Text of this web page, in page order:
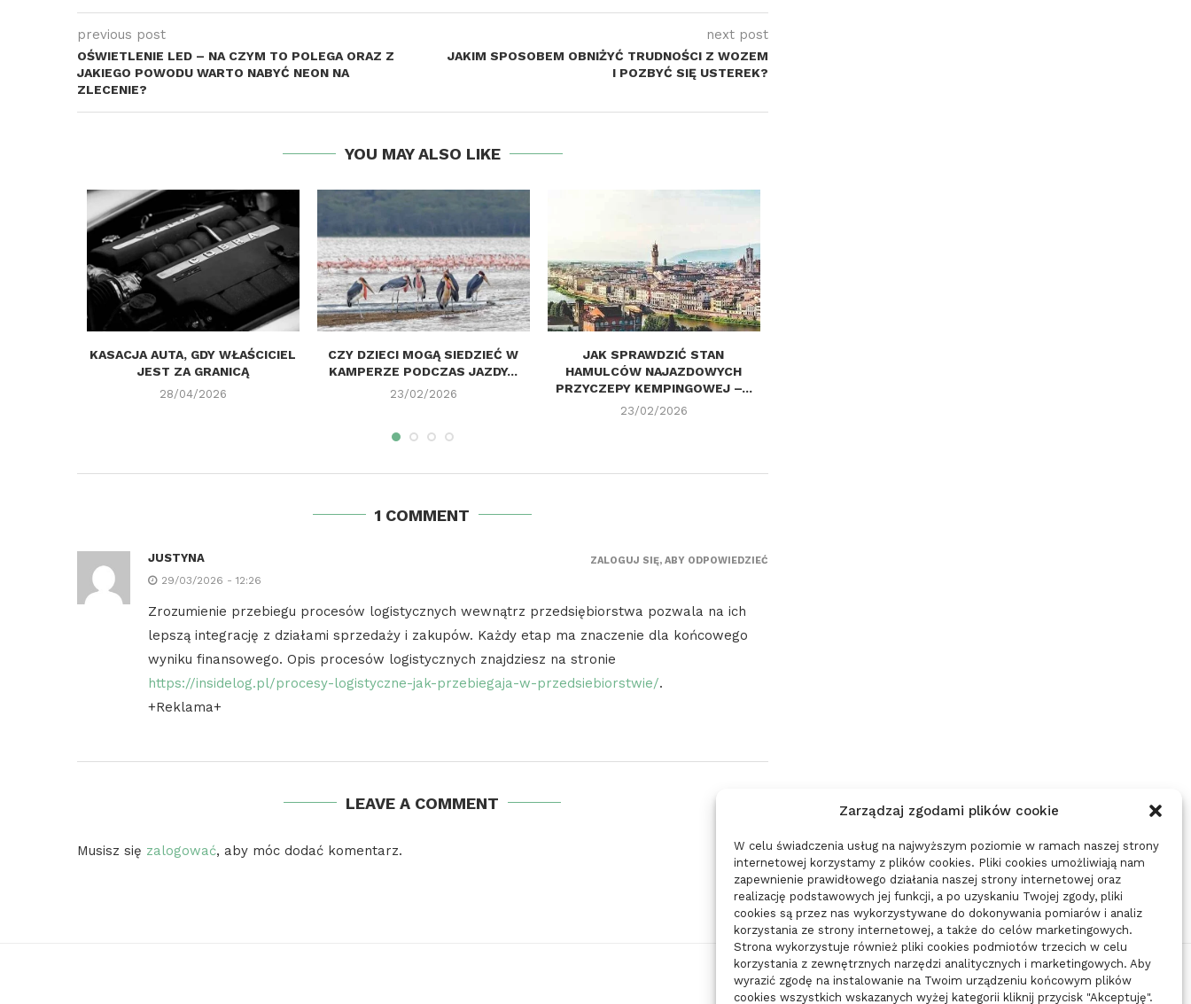
Zarządzaj zgodami plików cookie
W celu świadczenia usług na najwyższym poziomie w ramach naszej strony
internetowej korzystamy z plików cookies. Pliki cookies umożliwiają nam
zapewnienie prawidłowego działania naszej strony internetowej oraz
realizację podstawowych jej funkcji, a po uzyskaniu Twojej zgody, pliki
cookies są przez nas wykorzystywane do dokonywania pomiarów i analiz
korzystania ze strony internetowej, a także do celów marketingowych.
Strona wykorzystuje również pliki cookies podmiotów trzecich w celu
korzystania z zewnętrznych narzędzi analitycznych i marketingowych. Aby
wyrazić zgodę na instalowanie na Twoim urządzeniu końcowym plików
cookies wszystkich wskazanych wyżej kategorii kliknij przycisk "Akceptuję".
previous post
OŚWIETLENIE LED – NA CZYM TO POLEGA ORAZ Z
JAKIEGO POWODU WARTO NABYĆ NEON NA
ZLECENIE?
next post
JAKIM SPOSOBEM OBNIŻYĆ TRUDNOŚCI Z WOZEM
I POZBYĆ SIĘ USTEREK?
YOU MAY ALSO LIKE
KASACJA AUTA, GDY WŁAŚCICIEL
JEST ZA GRANICĄ
28/04/2026
CZY DZIECI MOGĄ SIEDZIEĆ W
KAMPERZE PODCZAS JAZDY...
23/02/2026
JAK SPRAWDZIĆ STAN
HAMULCÓW NAJAZDOWYCH
PRZYCZEPY KEMPINGOWEJ –...
23/02/2026
1 COMMENT
JUSTYNA
29/03/2026 - 12:26
Zrozumienie przebiegu procesów logistycznych wewnątrz przedsiębiorstwa pozwala na ich
lepszą integrację z działami sprzedaży i zakupów. Każdy etap ma znaczenie dla końcowego
wyniku finansowego. Opis procesów logistycznych znajdziesz na stronie
https://insidelog.pl/procesy-logistyczne-jak-przebiegaja-w-przedsiebiorstwie/.
+Reklama+
ZALOGUJ SIĘ, ABY ODPOWIEDZIEĆ
LEAVE A COMMENT
Musisz się zalogować, aby móc dodać komentarz.